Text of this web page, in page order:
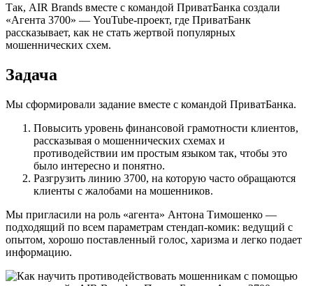
Так, AIR Brands вместе с командой ПриватБанка создали
«Агента 3700» — YouTube-проект, где ПриватБанк
рассказывает, как не стать жертвой популярных
мошеннических схем.
Задача
Мы сформировали задание вместе с командой ПриватБанка.
Повысить уровень финансовой грамотности клиентов,
рассказывая о мошеннических схемах и
противодействии им простым языком так, чтобы это
было интересно и понятно.
Разгрузить линию 3700, на которую часто обращаются
клиенты с жалобами на мошенников.
Мы пригласили на роль «агента» Антона Тимошенко —
подходящий по всем параметрам стендап-комик: ведущий с
опытом, хорошо поставленный голос, харизма и легко подает
информацию.